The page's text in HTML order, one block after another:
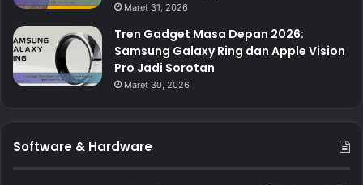
Maret 31, 2026
Tren Gadget Masa Depan 2026:
Samsung Galaxy Ring dan Apple Vision
Pro Jadi Sorotan
Maret 30, 2026
Software & Hardware